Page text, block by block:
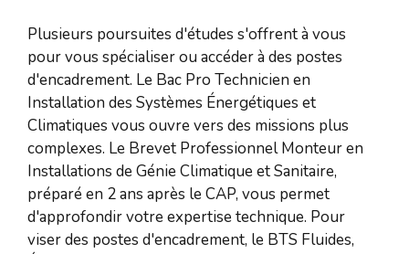
Plusieurs poursuites d'études s'offrent à vous
pour vous spécialiser ou accéder à des postes
d'encadrement. Le Bac Pro Technicien en
Installation des Systèmes Énergétiques et
Climatiques vous ouvre vers des missions plus
complexes. Le Brevet Professionnel Monteur en
Installations de Génie Climatique et Sanitaire,
préparé en 2 ans après le CAP, vous permet
d'approfondir votre expertise technique. Pour
viser des postes d'encadrement, le BTS Fluides,